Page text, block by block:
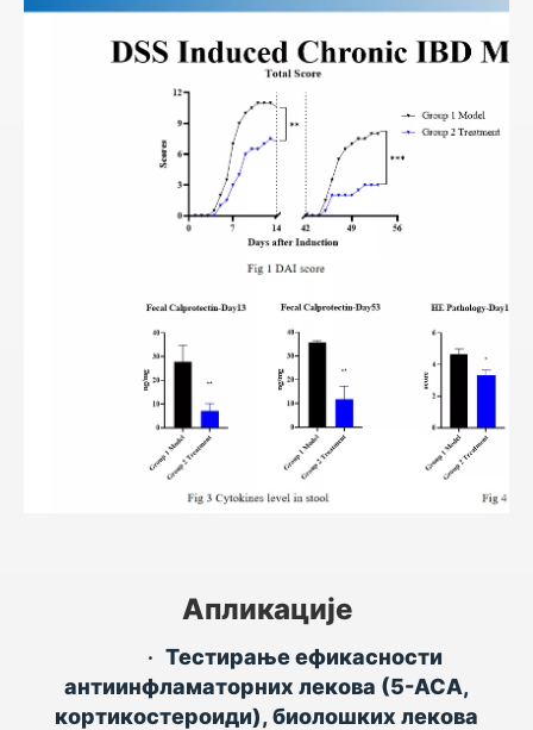
Апликације
• Тестирање ефикасности
антиинфламаторних лекова (5-АСА,
кортикостероиди), биолошких лекова